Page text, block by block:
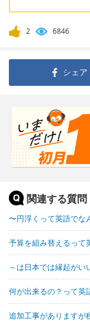
2 6846
シェア
関連する質問
〜円浮くって英語でな
予算を組み替えるって
～は日本では縁起がい
何が出来るの？って英
追加工事がありますが